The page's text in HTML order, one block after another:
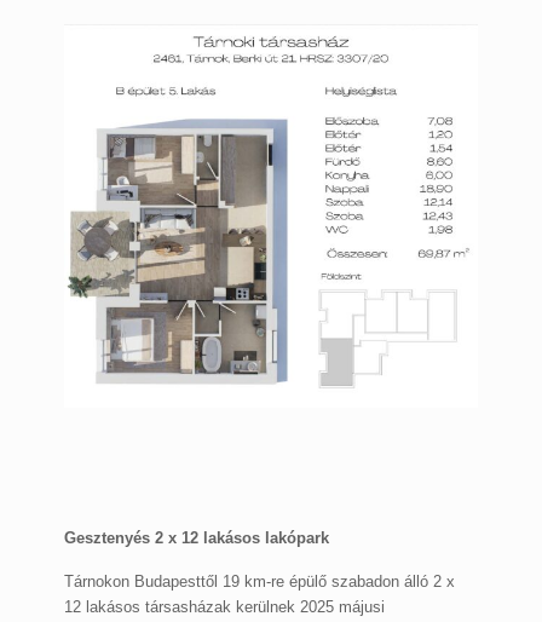
Gesztenyés 2 x 12 lakásos lakópark
Tárnokon Budapesttől 19 km-re épülő szabadon álló 2 x
12 lakásos társasházak kerülnek 2025 májusi